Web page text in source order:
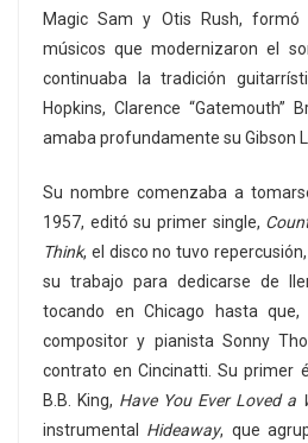
Magic Sam y Otis Rush,
músicos que modernizaron el
continuaba la tradición
Hopkins, Clarence “Gatemouth”
amaba profundamente su Gibson
Su nombre comenzaba a
1957, editó su primer single,
Think, el disco no tuvo
su trabajo para dedicarse de
tocando en Chicago hasta
compositor y pianista Sonny
contrato en Cincinatti. Su primer
B.B. King, Have You Ever Loved a
instrumental Hideaway, que